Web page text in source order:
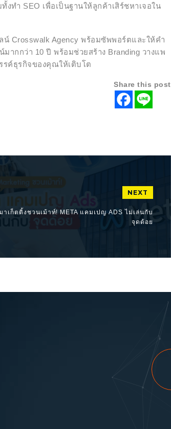
ทำ SEO เพื่อเป็นฐานให้ลูกค้าเสิร์ชหาเจอใน
Crosswalk Agency พร้อมซัพพอร์ตและให้คำ
ากกว่า 10 ปี พร้อมช่วยสร้าง Branding วางแพ
รค์ธุรกิจของคุณให้เติบโต
Share this post
NEXT
าเก็ตติ้งชวนเม้าท์! META แคมเปญ ADS ไม่เล่นกับ
จุดด้อย